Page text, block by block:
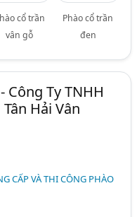
cổ trần
vân gỗ
Phào cổ trần
đen
Công Ty TNHH
Hải Vân
CẤP VÀ THI CÔNG PHÀO